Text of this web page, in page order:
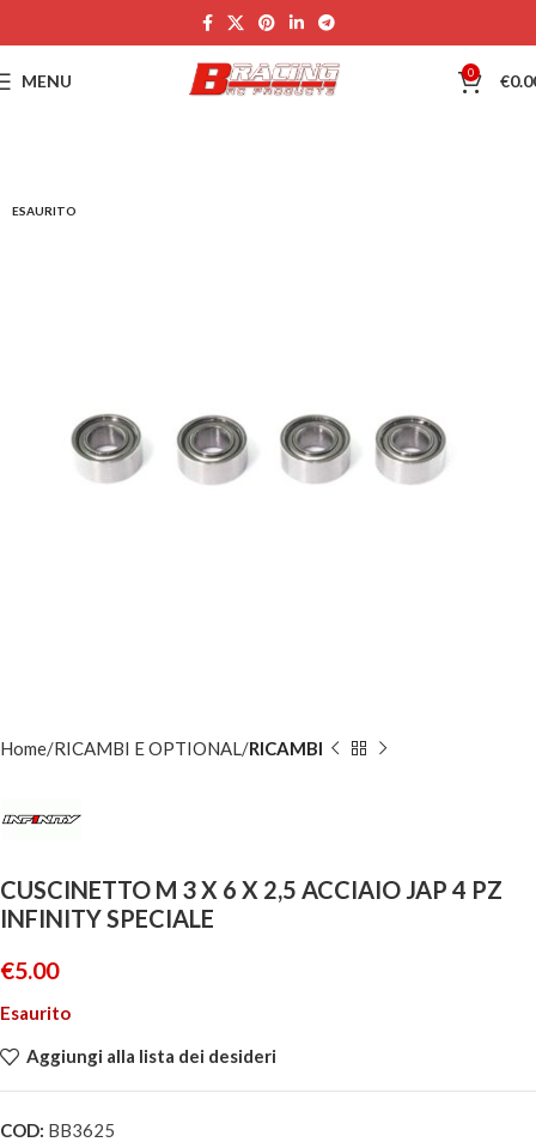
MENU 0 €
ESAURITO
Home RICAMBI E OPTIONAL RICAMBI
CUSCINETTO M 3 X 6 X 2,5 ACCIAIO JAP 4 PZ
INFINITY SPECIALE
€5.00
Esaurito
Aggiungi alla lista dei desideri
COD: BB3625